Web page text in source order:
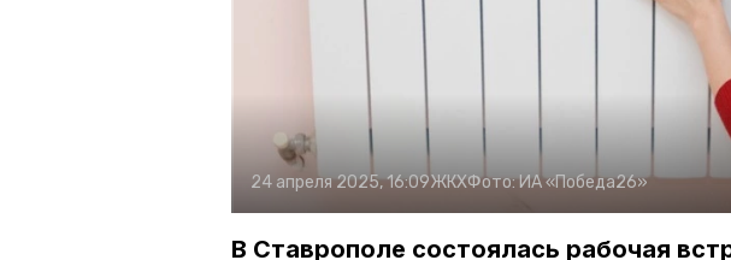
24 апреля 2025, 16:09ЖКХФото:ИА «Победа26»
В Ставрополе состоялась рабочая